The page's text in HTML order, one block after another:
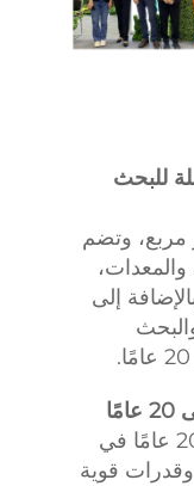
للبحث
الشركة 14,000 متر مربع، وتضم
والمعدات،
إلى
لدينا في المصنع خبرة تصل إلى 20 عامًا في
قوية